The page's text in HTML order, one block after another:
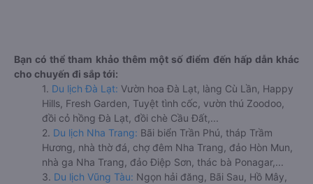
Bạn có thể tham khảo thêm một số điểm đến hấp dẫn khác
cho chuyến đi sắp tới:
1. Du lịch Đà Lạt: Vườn hoa Đà Lạt, làng Cù Lần, Happy
Hills, Fresh Garden, Tuyệt tình cốc, vườn thú Zoodoo,
đồi cỏ hồng Đà Lạt, đồi chè Cầu Đất,...
2. Du lịch Nha Trang: Bãi biển Trần Phú, tháp Trầm
Hương, nhà thờ đá, chợ đêm Nha Trang, đảo Hòn Mun,
nhà ga Nha Trang, đảo Điệp Sơn, thác bà Ponagar,...
3. Du lịch Vũng Tàu: Ngọn hải đăng, Bãi Sau, Hồ Mây,